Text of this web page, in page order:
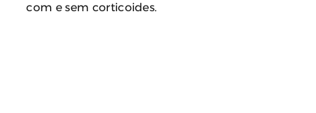
com e sem corticoides.